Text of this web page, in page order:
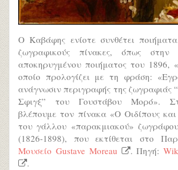
Ο Καβάφης ενίοτε συνθέτει
ζωγραφικούς πίνακες, όπως στην
αποκηρυγμένου ποιήματος του 1896,
οποίο προλογίζει με τη φράση:
ανάγνωσιν περιγραφής της ζωγραφιάς
Σφιγξ” του Γουστάβου Μορό».
βλέπουμε τον πίνακα «Ο Οιδίπους
του γάλλου «παρακμιακού»
(1826-1898), που εκτίθεται στο
Μουσείο Gustave Moreau
. Πηγή:
.